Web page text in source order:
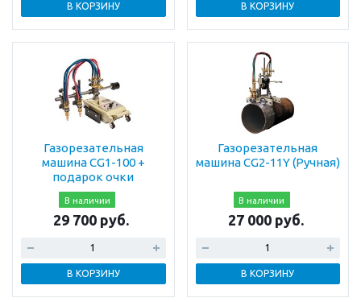
В КОРЗИНУ В КОРЗИНУ
Газорезательная
машина CG1-100 +
подарок очки
В наличии
29 700 руб.
В КОРЗИНУ
Газорезательная
машина CG2-11Y (Ручная)
В наличии
27 000 руб.
В КОРЗИНУ